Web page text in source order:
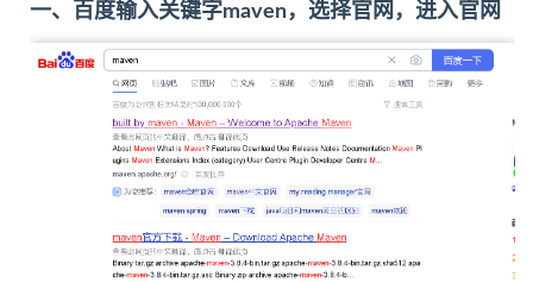
一、百度输入关键字maven，选择官网，进入官网